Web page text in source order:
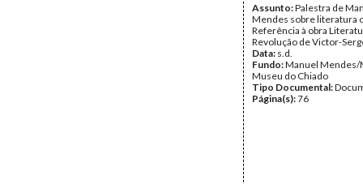
Assunto:Palestra de
Mendes sobre literatura
Referência à obra
Revolução de Victor-
Data: s.d.
Fundo:Manuel Mendes/
Museu do Chiado
Tipo Documental:
Página(s):76